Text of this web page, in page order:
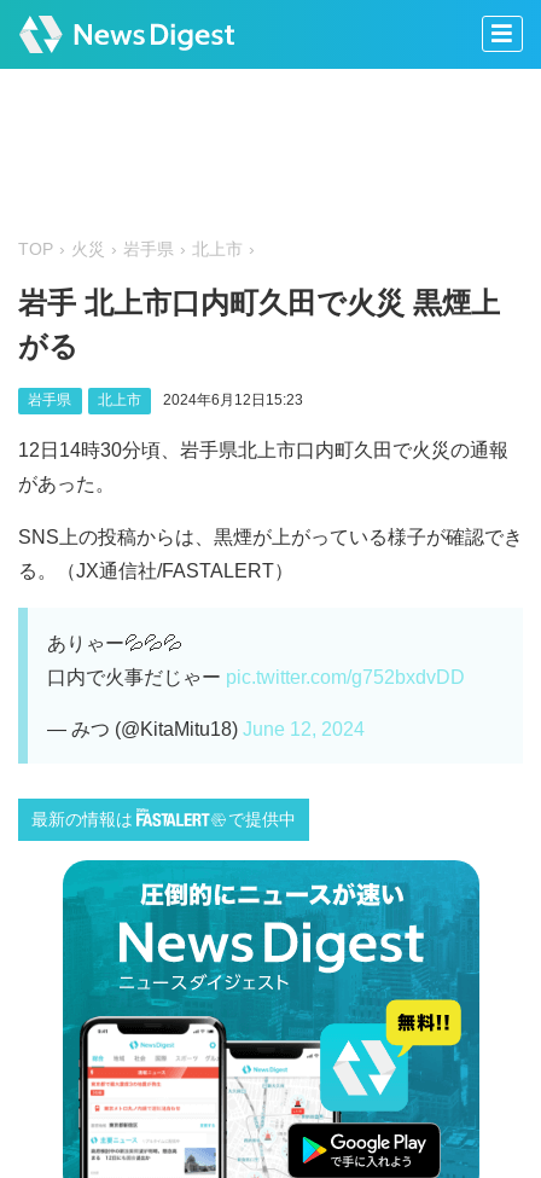
TOP 火災 岩手県 北上市
岩手 北上市口内町久田で火災 黒煙上
がる
岩手県 北上市 2024年6月12日15:23
12日14時30分頃、岩手県北上市口内町久田で火災の通報
があった。
SNS上の投稿からは、黒煙が上がっている様子が確認でき
る。（JX通信社/FASTALERT）
ありゃー💦💦💦
口内で火事だじゃー pic.twitter.com/g752bxdvDD
— みつ (@KitaMitu18) June 12, 2024
最新の情報は で提供中